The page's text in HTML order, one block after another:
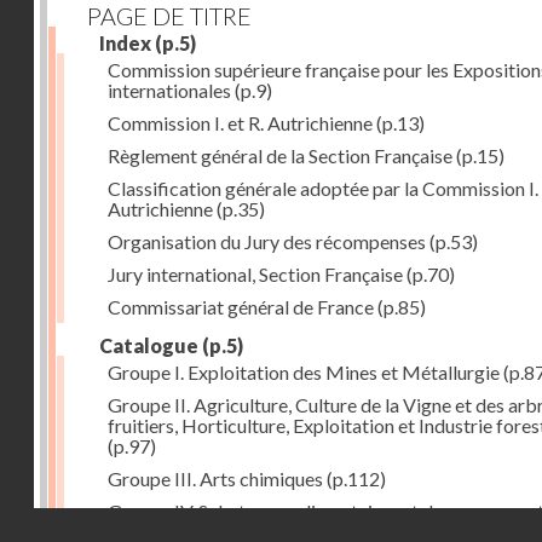
PAGE DE TITRE
Index (p.5)
Commission supérieure française pour les
internationales (p.9)
Commission I. et R. Autrichienne(p.13)
Règlement général de la Section Française(p.15)
Classification générale adoptée par la Commission I.
Autrichienne(p.35)
Organisation du Jury des récompenses (p.53)
Jury international, Section Française(p.70)
Commissariat général de France(p.85)
Catalogue (p.5)
Groupe I. Exploitation des Mines et Métallurgie
Groupe II. Agriculture, Culture de la Vigne et des
fruitiers, Horticulture, Exploitation et Industrie
(p.97)
Groupe III. Arts chimiques (p.112)
Groupe IV. Substances alimentaires et de